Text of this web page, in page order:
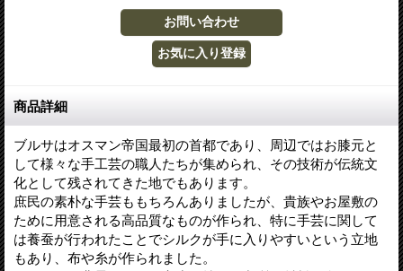
商品詳細
ブルサはオスマン帝国最初の首都であり、周辺ではお膝元と
して様々な手工芸の職人たちが集められ、その技術が伝統文
化として残されてきた地でもあります。
庶民の素朴な手芸ももちろんありましたが、貴族やお屋敷の
ために用意される高品質なものが作られ、特に手芸に関して
は養蚕が行われたことでシルクが手に入りやすいという立地
もあり、布や糸が作られました。